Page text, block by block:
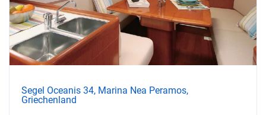
Segel Oceanis 34, Marina Nea Peramos,
Griechenland